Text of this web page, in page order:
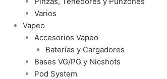
Varios
Vapeo
Accesorios Vapeo
Baterías y Cargadores
Bases VG/PG y Nicshots
Pod System